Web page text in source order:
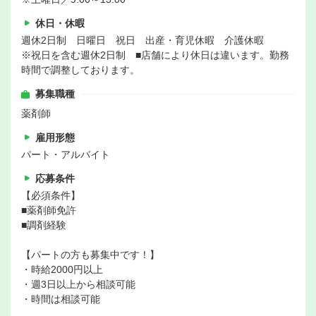
休日・休暇
週休2日制 日曜日 祝日 出産・育児休暇 介護休暇
※祝日を含む週休2日制 ■店舗により休日は違います。勤務
時間で調整しております。
募集職種
薬剤師
雇用形態
パート・アルバイト
応募条件
【必須条件】
■薬剤師免許
■調剤経験
【パートの方も募集中です！】
・時給2000円以上
・週3日以上から相談可能
・時間は相談可能